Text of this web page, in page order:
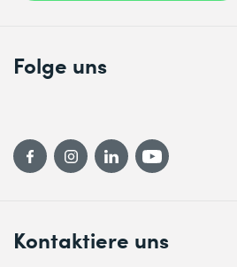
Kontaktiere uns
Folge uns